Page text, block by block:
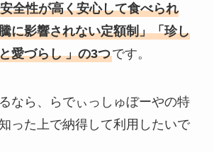
全性が高く安心して食べられ
に影響されない定額制」「珍し
愛づらし 」の3つです。
なら、らでぃっしゅぼーやの特
った上で納得して利用したいで